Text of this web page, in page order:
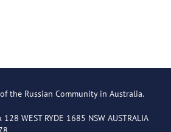
the Russian Community in Australia.
WEST RYDE 1685 NSW AUSTRALIA